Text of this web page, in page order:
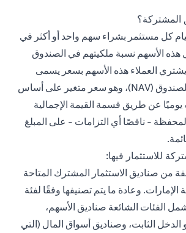
المشتركة؟
كل مستثمر بشراء سهم واحد أو أكثر في
هذه الأسهم نسبة ملكيتهم في الصندوق
يشتري العملاء هذه الأسهم بسعر يسمى
صافي قيمة أصول الصندوق (NAV)، وهو سعر متغير على أساس
يوميًا عن طريق قسمة القيمة الإجمالية
- ناقصًا أي التزامات - على المبلغ
للاستثمار فيها:
من صناديق الاستثمار المشترك المتاحة
وعادة ما يتم تصنيفها وفقًا لفئة
الفئات الشائعة صناديق الأسهم،
الثابت، وصناديق أسواق المال (التي